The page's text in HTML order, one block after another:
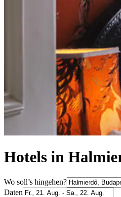
Hotels in
Wo soll’s hingehen?
Daten